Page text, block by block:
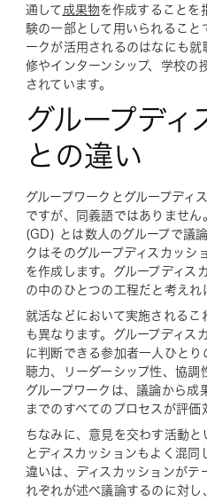
通して 成果物を作成することを
験の一部として用いられること
ークが活用されるのはなにも
修やインターンシップ、学校の
されています。
グループディ
との違い
グループワークとグループディ
ですが、同義語ではありません
(GD) とは数人のグループで議
クはそのグループディスカッシ
を作成します。グループディス
の中のひとつの工程だと考えれ
就活などにおいて実施される
も異なります。グループディス
に判断できる参加者一人ひと
聴力、リーダーシップ性、協調
グループワークは、議論から成
までのすべてのプロセスが評価
ちなみに、意見を交わす活動と
とディスカッションもよく混同
違いは、ディスカッションがテ
れぞれが述べ議論するのに対